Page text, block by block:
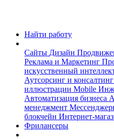
Найти работу
Сайты Дизайн
Реклама и Маркетинг
искусственный
Аутсорсинг и консалтинг
иллюстрации Mobile
Автоматизация бизнеса
менеджмент
блокчейн Интернет-
Фрилансеры